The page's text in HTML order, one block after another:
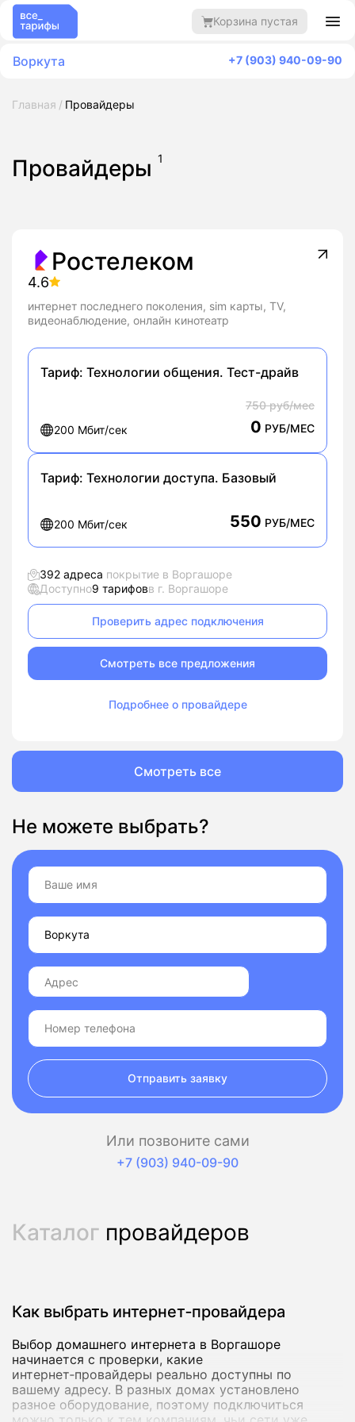
Корзина пустая
Воркута +7 (903) 940-09-90
Главная Провайдеры
Провайдеры 1
Ростелеком
4.6
интернет последнего поколения, sim карты, TV,
видеонаблюдение, онлайн кинотеатр
Тариф: Технологии общения. Тест-драйв
200 Мбит/сек
750 руб/мес
0 РУБ/МЕС
Тариф: Технологии доступа. Базовый
200 Мбит/сек 550 РУБ/МЕС
392 адреса покрытие в Воргашоре
Доступно9 тарифовв г. Воргашоре
Проверить адрес подключения
Смотреть все предложения
Подробнее о провайдере
Смотреть все
Не можете выбрать?
Отправить заявку
Или позвоните сами
+7 (903) 940-09-90
Каталог провайдеров
Как выбрать интернет‑провайдера
Выбор домашнего интернета в Воргашоре
начинается с проверки, какие
интернет‑провайдеры реально доступны по
вашему адресу. В разных домах установлено
разное оборудование, поэтому подключиться